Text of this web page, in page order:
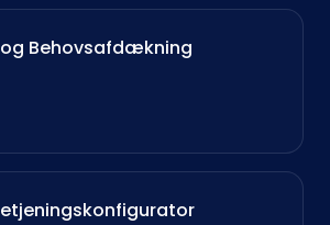
Behovsafdækning